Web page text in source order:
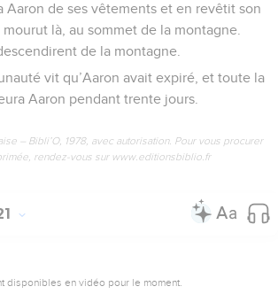
Aaron de ses vêtements et en revêtit son
là, au sommet de la montagne.
de la montagne.
vit qu’Aaron avait expiré, et toute la
Aaron pendant trente jours.
– Bibli’O, 1978, avec autorisation. Pour vous procurer
rendez-vous sur www.editionsbiblio.fr
disponibles en vidéo pour le moment.